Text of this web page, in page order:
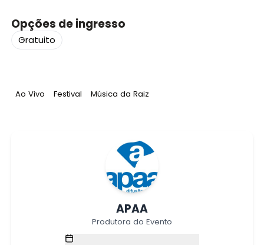
Opções de ingresso
Gratuito
Tag:
Ao Vivo Tag:
Festival Tag:
Música da Raiz
APAA
Produtora do Evento